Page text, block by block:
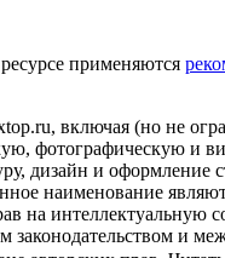
применяются
включая (но не
фотографическую и
дизайн и оформление
наименование
на интеллектуальную
законодательством и